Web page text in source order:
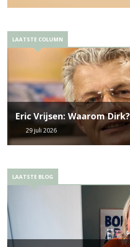
LAATSTE COLUMN
Eric Vrijsen: Waarom Dirk?
29 juli 2026
LAATSTE BLOG